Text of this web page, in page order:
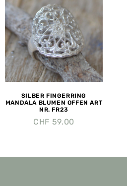
SILBER FINGERRING
MANDALA BLUMEN OFFEN ART
NR. FR23
CHF 59.00